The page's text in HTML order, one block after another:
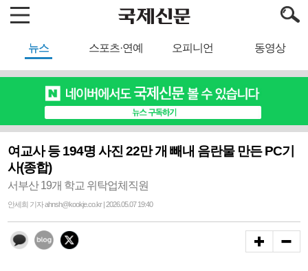
뉴스 스포츠·연예 오피니언 동영상
여교사 등 194명 사진 22만 개 빼내 음란물 만든 PC기
사(종합)
서부산 19개 학교 위탁업체직원
안세희 기자 ahnsh@kookje.co.kr | 2026.05.07 19:40